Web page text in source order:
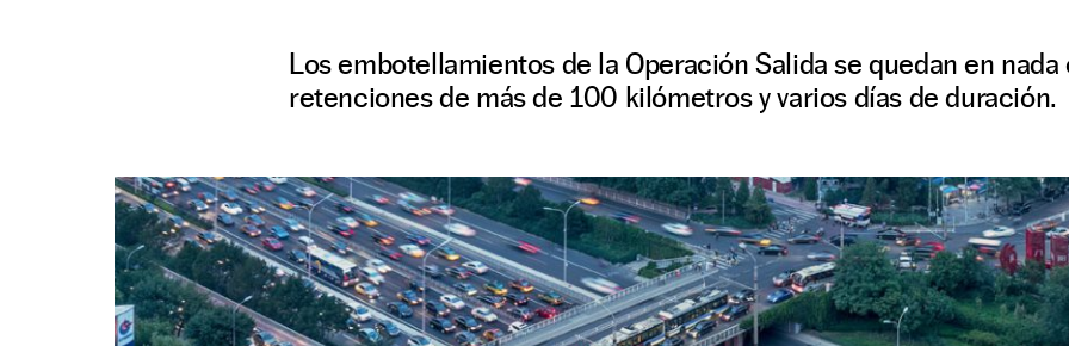
Los embotellamientos de la Operación Salida se quedan en
retenciones de más de 100 kilómetros y varios días de duración.